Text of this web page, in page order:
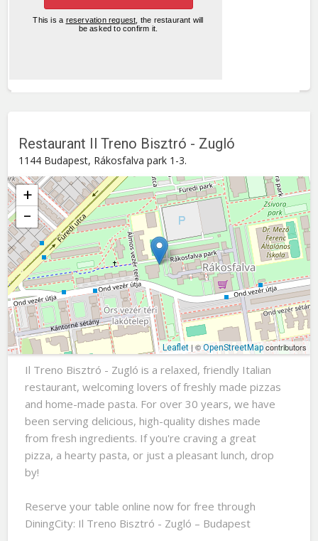
Restaurant Il Treno Bisztró - Zugló
1144 Budapest, Rákosfalva park 1-3.
+
−
Leaflet| © OpenStreetMapcontributors
Il Treno Bisztró - Zugló
Rákosfalva park 1-3. , 1144Budapest
Il Treno Bisztró - Zugló is a relaxed, friendly Italian
restaurant, welcoming lovers of freshly made pizzas
and home-made pasta. For over 30 years, we have
been serving delicious, high-quality dishes made
from fresh ingredients. If you're craving a great
pizza, a hearty pasta, or just a pleasant lunch, drop
by!
Reserve your table online now for free through
DiningCity: Il Treno Bisztró - Zugló – Budapest